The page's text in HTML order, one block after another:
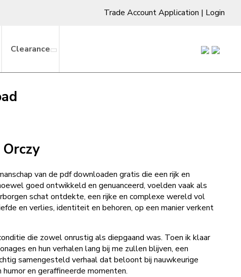
Trade Account Application | Login
Clearance
van de pdf downloaden gratis die een rijk en
goed ontwikkeld en genuanceerd, voelden vaak als
schat ontdekte, een rijke en complexe wereld vol
en verlies, identiteit en behoren, op een manier verkent
die zowel onrustig als diepgaand was. Toen ik klaar
en hun verhalen lang bij me zullen blijven, een
samengesteld verhaal dat beloont bij nauwkeurige
en geraffineerde momenten.